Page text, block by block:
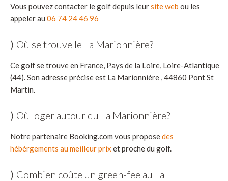
Vous pouvez contacter le golf depuis leursite web ou les
appeler au 06 74 24 46 96
⟩ Où se trouve le La Marionnière?
Ce golf se trouve en France, Pays de la Loire, Loire-Atlantique
(44). Son adresse précise est La Marionnière , 44860 Pont St
Martin.
⟩ Où loger autour du La Marionnière?
Notre partenaire Booking.com vous proposedes
hébérgements au meilleur prix et proche du golf.
⟩ Combien coûte un green-fee au La